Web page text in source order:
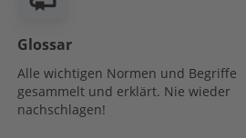
Glossar
Alle wichtigen Normen und Begriffe
gesammelt und erklärt. Nie wieder
nachschlagen!